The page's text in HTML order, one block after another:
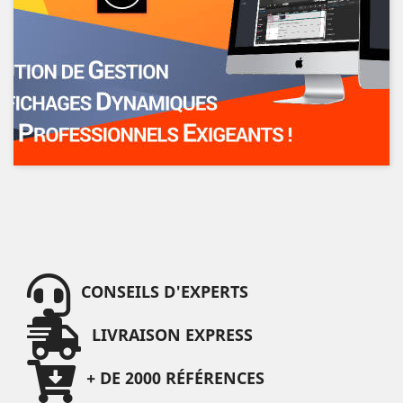
CONSEILS D'EXPERTS
LIVRAISON EXPRESS
+ DE 2000 RÉFÉRENCES